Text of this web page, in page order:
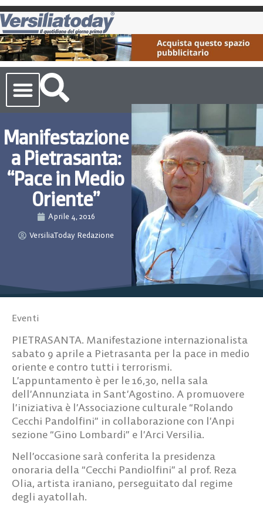
Manifestazione
a Pietrasanta:
“Pace in Medio
Oriente”
Aprile 4, 2016
VersiliaToday Redazione
Eventi
PIETRASANTA. Manifestazione internazionalista
sabato 9 aprile a Pietrasanta per la pace in medio
oriente e contro tutti i terrorismi.
L’appuntamento è per le 16,30, nella sala
dell’Annunziata in Sant’Agostino. A promuovere
l’iniziativa è l’Associazione culturale “Rolando
Cecchi Pandolfini” in collaborazione con l’Anpi
sezione “Gino Lombardi” e l’Arci Versilia.
Nell’occasione sarà conferita la presidenza
onoraria della “Cecchi Pandiolfini” al prof. Reza
Olia, artista iraniano, perseguitato dal regime
degli ayatollah.